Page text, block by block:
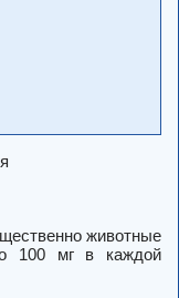
животные
100 мг в каждой